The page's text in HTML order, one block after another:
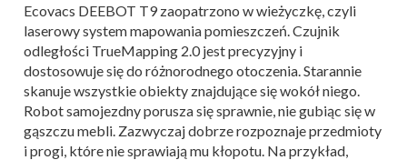
Ecovacs DEEBOT T9 zaopatrzono w wieżyczkę, czyli
laserowy system mapowania pomieszczeń. Czujnik
odległości TrueMapping 2.0 jest precyzyjny i
dostosowuje się do różnorodnego otoczenia. Starannie
skanuje wszystkie obiekty znajdujące się wokół niego.
Robot samojezdny porusza się sprawnie, nie gubiąc się w
gąszczu mebli. Zazwyczaj dobrze rozpoznaje przedmioty
i progi, które nie sprawiają mu kłopotu. Na przykład,